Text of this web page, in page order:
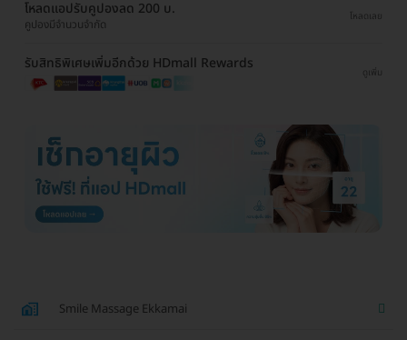
โหลดแอปรับคูปองลด 200 บ.
คูปองมีจำนวนจำกัด
โหลดเลย
รับสิทธิพิเศษเพิ่มอีกด้วย HDmall Rewards
ดูเพิ่ม
Smile Massage Ekkamai